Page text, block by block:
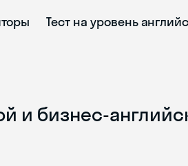
Тест на уровень
и бизнес-